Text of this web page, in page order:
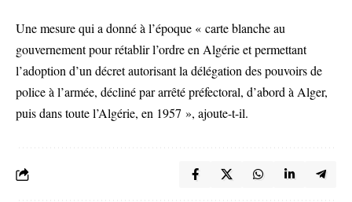
Une mesure qui a donné à l’époque « carte blanche au
gouvernement pour rétablir l’ordre en Algérie et permettant
l’adoption d’un décret autorisant la délégation des pouvoirs de
police à l’armée, décliné par arrêté préfectoral, d’abord à Alger,
puis dans toute l’Algérie, en 1957 », ajoute-t-il.